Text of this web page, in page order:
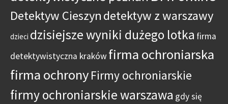
Detektyw Cieszyndetektyw z warszawy
dzieci dzisiejsze wyniki dużego lotka firma
detektywistyczna kraków firma ochroniarska
firma ochrony Firmy ochroniarskie
firmy ochroniarskie warszawa gdy się